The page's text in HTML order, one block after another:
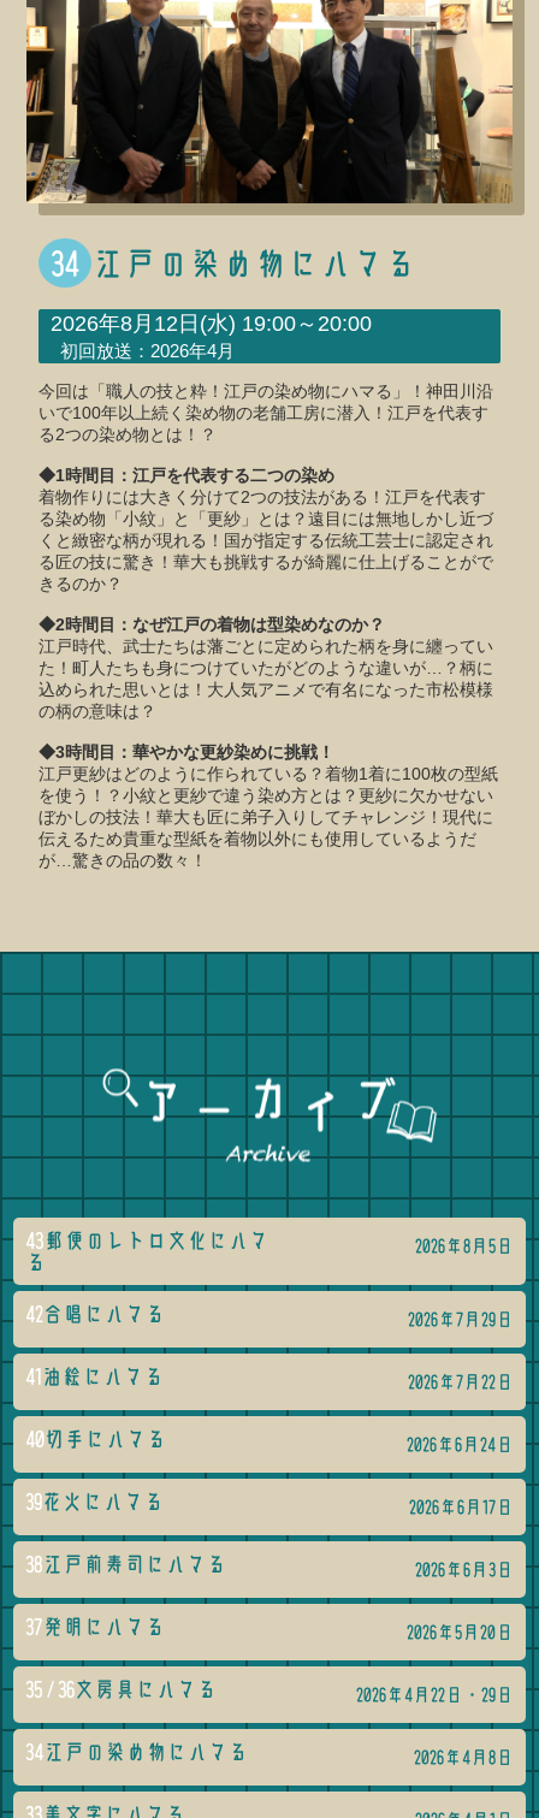
34 江戸の染め物にハマる
2026年8月12日(水) 19:00～20:00
初回放送：2026年4月
今回は「職人の技と粋！江戸の染め物にハマる」！神田川沿
いで100年以上続く染め物の老舗工房に潜入！江戸を代表す
る2つの染め物とは！？
◆1時間目：江戸を代表する二つの染め
着物作りには大きく分けて2つの技法がある！江戸を代表す
る染め物「小紋」と「更紗」とは？遠目には無地しかし近づ
くと緻密な柄が現れる！国が指定する伝統工芸士に認定され
る匠の技に驚き！華大も挑戦するが綺麗に仕上げることがで
きるのか？
◆2時間目：なぜ江戸の着物は型染めなのか？
江戸時代、武士たちは藩ごとに定められた柄を身に纏ってい
た！町人たちも身につけていたがどのような違いが…？柄に
込められた思いとは！大人気アニメで有名になった市松模様
の柄の意味は？
◆3時間目：華やかな更紗染めに挑戦！
江戸更紗はどのように作られている？着物1着に100枚の型紙
を使う！？小紋と更紗で違う染め方とは？更紗に欠かせない
ぼかしの技法！華大も匠に弟子入りしてチャレンジ！現代に
伝えるため貴重な型紙を着物以外にも使用しているようだ
が…驚きの品の数々！
43郵便のレトロ文化にハマ
る
2026年8月5日
42合唱にハマる 2026年7月29日
41 油絵にハマる 2026年7月22日
40切手にハマる 2026年6月24日
39花火にハマる 2026年6月17日
38江戸前寿司にハマる 2026年6月3日
37発明にハマる 2026年5月20日
35 / 36文房具にハマる 2026年4月22日・29日
34江戸の染め物にハマる 2026年4月8日